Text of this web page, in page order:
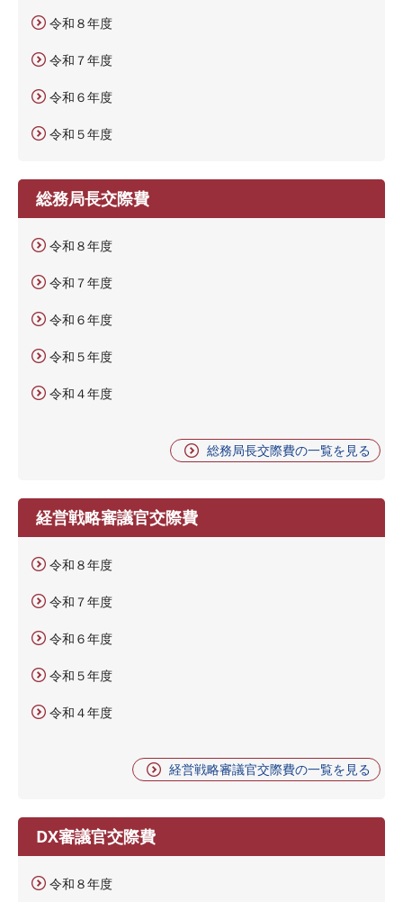
令和８年度
令和７年度
令和６年度
令和５年度
総務局長交際費
令和８年度
令和７年度
令和６年度
令和５年度
令和４年度
総務局長交際費の一覧を見る
経営戦略審議官交際費
令和８年度
令和７年度
令和６年度
令和５年度
令和４年度
経営戦略審議官交際費の一覧を見る
DX審議官交際費
令和８年度